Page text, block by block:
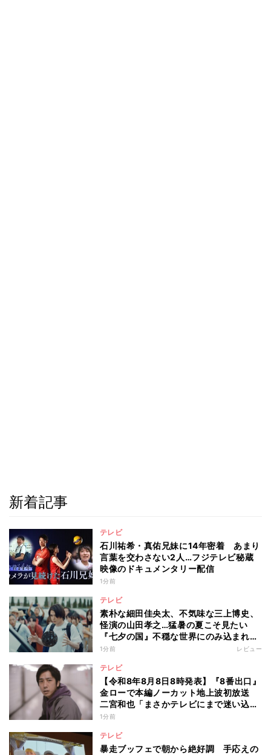
新着記事
テレビ
石川祐希・真佑兄妹に14年密着 あまり
言葉を交わさない2人…フジテレビ秘蔵
映像のドキュメンタリー配信
1分前
テレビ
素朴な細田佳央太、不気味な三上博史、
怪演の山田孝之…猛暑の夏こそ見たい
『七夕の国』不穏な世界にのみ込まれる
超常ミステリー
1分前 レビュー
テレビ
【令和8年8月8日8時発表】『8番出口』
金ローで本編ノーカット地上波初放送
二宮和也「まさかテレビにまで迷い込ん
でしまうとは」
1分前
テレビ
暴走ブッフェで朝から絶好調 手応えの